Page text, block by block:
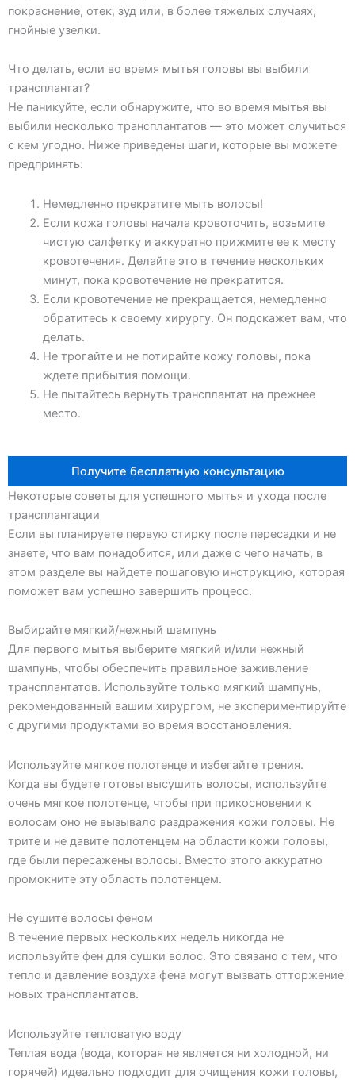
покраснение, отек, зуд или, в более тяжелых случаях,
гнойные узелки.
Что делать, если во время мытья головы вы выбили
трансплантат?
Не паникуйте, если обнаружите, что во время мытья вы
выбили несколько трансплантатов — это может случиться
с кем угодно. Ниже приведены шаги, которые вы можете
предпринять:
Немедленно прекратите мыть волосы!
Если кожа головы начала кровоточить, возьмите
чистую салфетку и аккуратно прижмите ее к месту
кровотечения. Делайте это в течение нескольких
минут, пока кровотечение не прекратится.
Если кровотечение не прекращается, немедленно
обратитесь к своему хирургу. Он подскажет вам, что
делать.
Не трогайте и не потирайте кожу головы, пока
ждете прибытия помощи.
Не пытайтесь вернуть трансплантат на прежнее
место.
Получите бесплатную консультацию
Некоторые советы для успешного мытья и ухода после
трансплантации
Если вы планируете первую стирку после пересадки и не
знаете, что вам понадобится, или даже с чего начать, в
этом разделе вы найдете пошаговую инструкцию, которая
поможет вам успешно завершить процесс.
Выбирайте мягкий/нежный шампунь
Для первого мытья выберите мягкий и/или нежный
шампунь, чтобы обеспечить правильное заживление
трансплантатов. Используйте только мягкий шампунь,
рекомендованный вашим хирургом, не экспериментируйте
с другими продуктами во время восстановления.
Используйте мягкое полотенце и избегайте трения.
Когда вы будете готовы высушить волосы, используйте
очень мягкое полотенце, чтобы при прикосновении к
волосам оно не вызывало раздражения кожи головы. Не
трите и не давите полотенцем на области кожи головы,
где были пересажены волосы. Вместо этого аккуратно
промокните эту область полотенцем.
Не сушите волосы феном
В течение первых нескольких недель никогда не
используйте фен для сушки волос. Это связано с тем, что
тепло и давление воздуха фена могут вызвать отторжение
новых трансплантатов.
Используйте тепловатую воду
Теплая вода (вода, которая не является ни холодной, ни
горячей) идеально подходит для очищения кожи головы,